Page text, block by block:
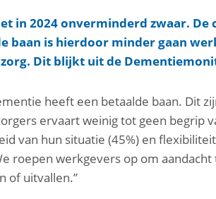
in 2024 onverminderd zwaar.
baan is hierdoor minder gaan
Dit blijkt uit de
heeft een betaalde baan. Dit
ervaart weinig tot geen begrip
van hun situatie (45%) en
roepen werkgevers op om
of uitvallen.”